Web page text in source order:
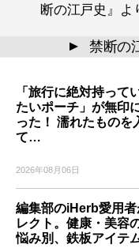
断の江戸史』
▲ 禁断の
「旅行に絶対持って
たいポーチ」が無印
った！ 濡れたものを
て…
2026年08月06日
編集部のiHerb愛用者
レクト。健康・美容
悩み別、鉄板アイテ